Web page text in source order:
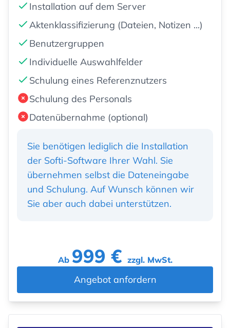
Installation auf dem Server
Aktenklassifizierung (Dateien, Notizen ...)
Benutzergruppen
Individuelle Auswahlfelder
Schulung eines Referenznutzers
Schulung des Personals
Datenübernahme (optional)
Sie benötigen lediglich die Installation
der Softi-Software Ihrer Wahl. Sie
übernehmen selbst die Dateneingabe
und Schulung. Auf Wunsch können wir
Sie aber auch dabei unterstützen.
Ab 999 € zzgl. MwSt.
Angebot anfordern